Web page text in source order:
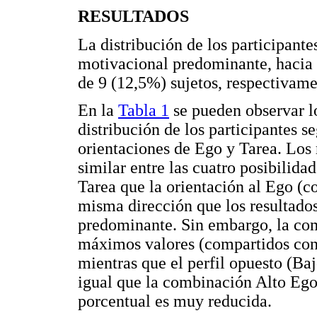
RESULTADOS
La distribución de los
motivacional predominante,
de 9 (12,5%) sujetos,
En la Tabla 1 se pueden observar
distribución de los participantes
orientaciones de Ego y Tarea.
similar entre las cuatro
Tarea que la orientación al Ego
misma dirección que los
predominante. Sin embargo, la
máximos valores (compartidos
mientras que el perfil opuesto
igual que la combinación Alto
porcentual es muy reducida.